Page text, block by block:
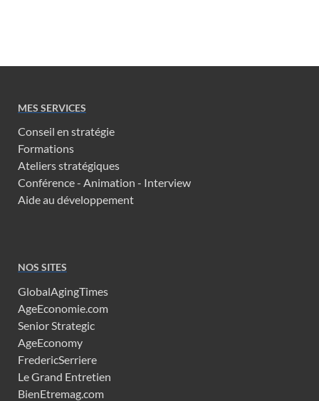
MES SERVICES
Conseil en stratégie
Formations
Ateliers stratégiques
Conférence - Animation - Interview
Aide au développement
NOS SITES
GlobalAgingTimes
AgeEconomie.com
Senior Strategic
AgeEconomy
FredericSerriere
Le Grand Entretien
BienEtremag.com